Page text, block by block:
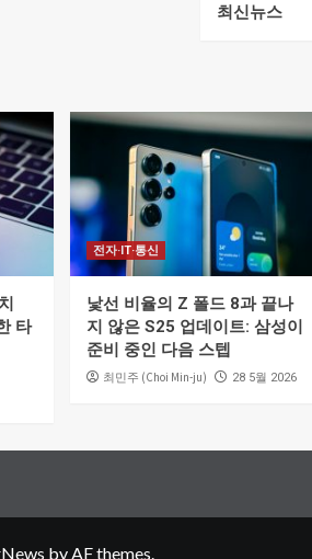
최신뉴스
타
전자·IT·통신
낯선 비율의 Z 폴드 8과 끝나
지 않은 S25 업데이트: 삼성이
준비 중인 다음 스텝
최민주 (Choi Min-ju) 28 5월 2026
by AF themes.